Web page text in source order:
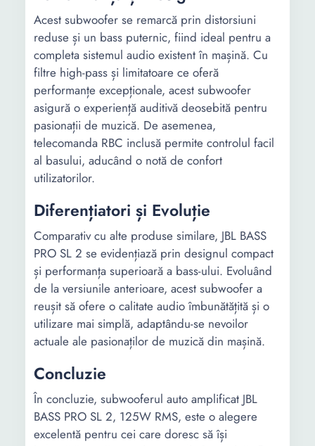
Acest subwoofer se remarcă prin distorsiuni
reduse și un bass puternic, fiind ideal pentru a
completa sistemul audio existent în mașină. Cu
filtre high-pass și limitatoare ce oferă
performanțe excepționale, acest subwoofer
asigură o experiență auditivă deosebită pentru
pasionații de muzică. De asemenea,
telecomanda RBC inclusă permite controlul facil
al basului, aducând o notă de confort
utilizatorilor.
Diferențiatori și Evoluție
Comparativ cu alte produse similare, JBL BASS
PRO SL 2 se evidențiază prin designul compact
și performanța superioară a bass-ului. Evoluând
de la versiunile anterioare, acest subwoofer a
reușit să ofere o calitate audio îmbunătățită și o
utilizare mai simplă, adaptându-se nevoilor
actuale ale pasionaților de muzică din mașină.
Concluzie
În concluzie, subwooferul auto amplificat JBL
BASS PRO SL 2, 125W RMS, este o alegere
excelentă pentru cei care doresc să își